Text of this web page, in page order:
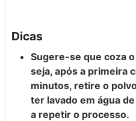
Dicas
Sugere-se que coza
seja, após a primeira
minutos, retire o
ter lavado em água
a repetir o processo.